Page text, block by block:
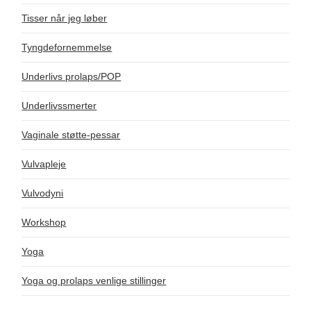
Tisser når jeg løber
Tyngdefornemmelse
Underlivs prolaps/POP
Underlivssmerter
Vaginale støtte-pessar
Vulvapleje
Vulvodyni
Workshop
Yoga
Yoga og prolaps venlige stillinger